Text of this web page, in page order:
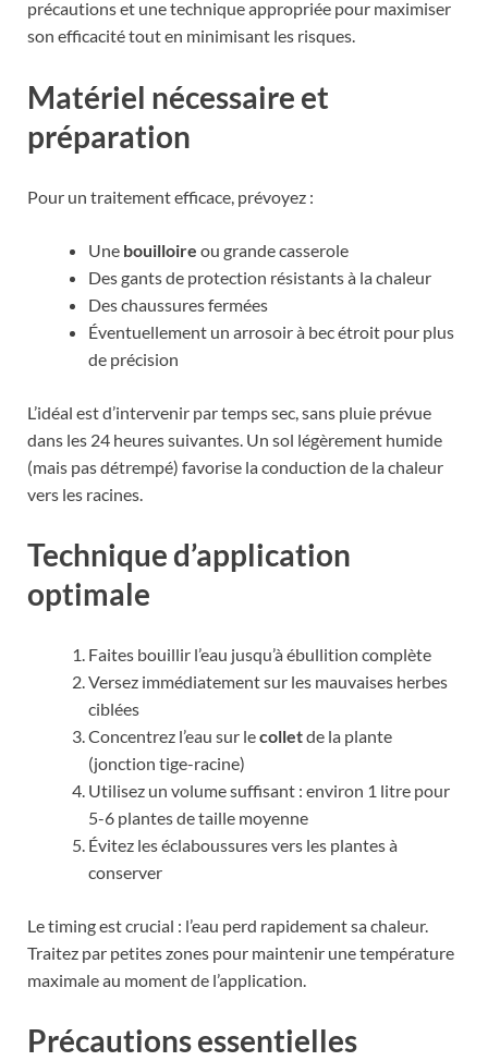
précautions et une technique appropriée pour maximiser
son efficacité tout en minimisant les risques.
Matériel nécessaire et
préparation
Pour un traitement efficace, prévoyez :
Une bouilloire ou grande casserole
Des gants de protection résistants à la chaleur
Des chaussures fermées
Éventuellement un arrosoir à bec étroit pour plus
de précision
L’idéal est d’intervenir par temps sec, sans pluie prévue
dans les 24 heures suivantes. Un sol légèrement humide
(mais pas détrempé) favorise la conduction de la chaleur
vers les racines.
Technique d’application
optimale
Faites bouillir l’eau jusqu’à ébullition complète
Versez immédiatement sur les mauvaises herbes
ciblées
Concentrez l’eau sur lecolletde la plante
(jonction tige-racine)
Utilisez un volume suffisant : environ 1 litre pour
5-6 plantes de taille moyenne
Évitez les éclaboussures vers les plantes à
conserver
Le timing est crucial : l’eau perd rapidement sa chaleur.
Traitez par petites zones pour maintenir une température
maximale au moment de l’application.
Précautions essentielles